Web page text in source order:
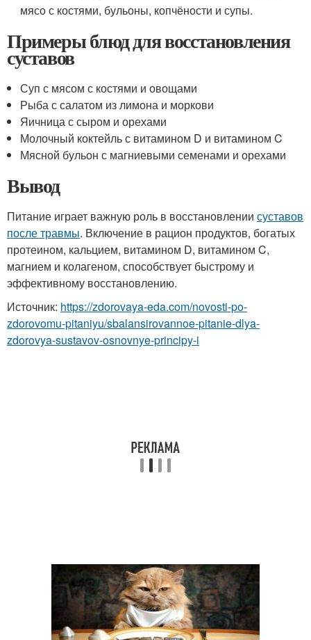
мясо с костями, бульоны, копчёности и супы.
Примеры блюд для восстановления
суставов
Суп с мясом с костями и овощами
Рыба с салатом из лимона и моркови
Яичница с сыром и орехами
Молочный коктейль с витамином D и витамином C
Мясной бульон с магниевыми семенами и орехами
Вывод
Питание играет важную роль в восстановлении суставов
после травмы. Включение в рацион продуктов, богатых
протеином, кальцием, витамином D, витамином C,
магнием и колагеном, способствует быстрому и
эффективному восстановлению.
Источник: https://zdorovaya-eda.com/novosti-po-
zdorovomu-pitaniyu/sbalansirovannoe-pitanie-dlya-
zdorovya-sustavov-osnovnye-principy-i